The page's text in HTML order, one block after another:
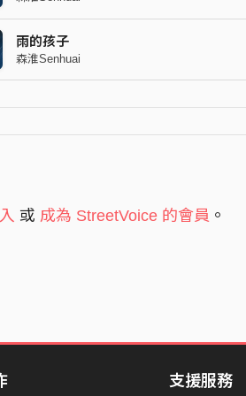
雨的孩子
森淮Senhuai
或 成為 StreetVoice 的會員 。
支援服務